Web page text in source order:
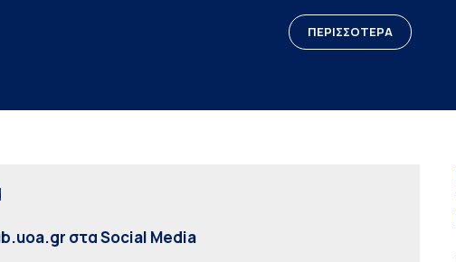
ΠΕΡΙΣΣΟΤΕΡΑ
στα Social Media